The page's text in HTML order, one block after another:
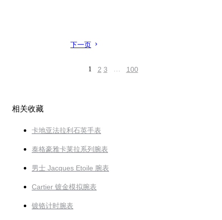
下一页
1 2 3 … 100
相关收藏
卡地亚法拉利石英手表
泰格豪雅卡莱拉系列腕表
男士 Jacques Etoile 腕表
Cartier 镀金模拟腕表
镀铬计时腕表